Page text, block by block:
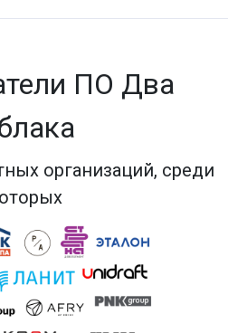
ПО Два
организаций, среди